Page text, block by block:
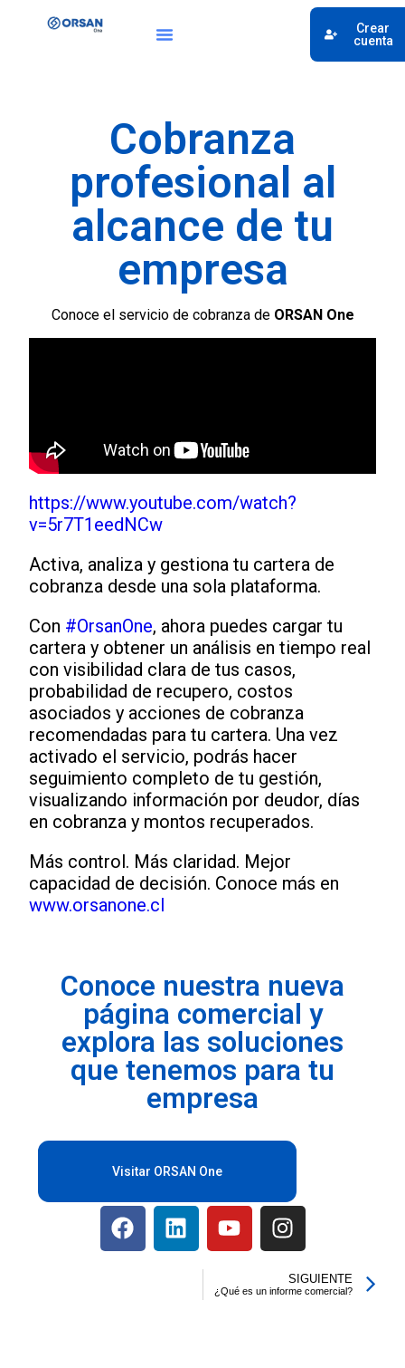
Crear
cuenta
Cobranza
profesional al
alcance de tu
empresa
Conoce el servicio de cobranza de ORSAN One
https://www.youtube.com/watch?
v=5r7T1eedNCw
Activa, analiza y gestiona tu cartera de
cobranza desde una sola plataforma.
Con #OrsanOne, ahora puedes cargar tu
cartera y obtener un análisis en tiempo real
con visibilidad clara de tus casos,
probabilidad de recupero, costos
asociados y acciones de cobranza
recomendadas para tu cartera. Una vez
activado el servicio, podrás hacer
seguimiento completo de tu gestión,
visualizando información por deudor, días
en cobranza y montos recuperados.
Más control. Más claridad. Mejor
capacidad de decisión. Conoce más en
www.orsanone.cl
Conoce nuestra nueva
página comercial y
explora las soluciones
que tenemos para tu
empresa
Visitar ORSAN One
SIGUIENTE
¿Qué es un informe comercial?